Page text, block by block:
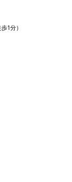
1分）